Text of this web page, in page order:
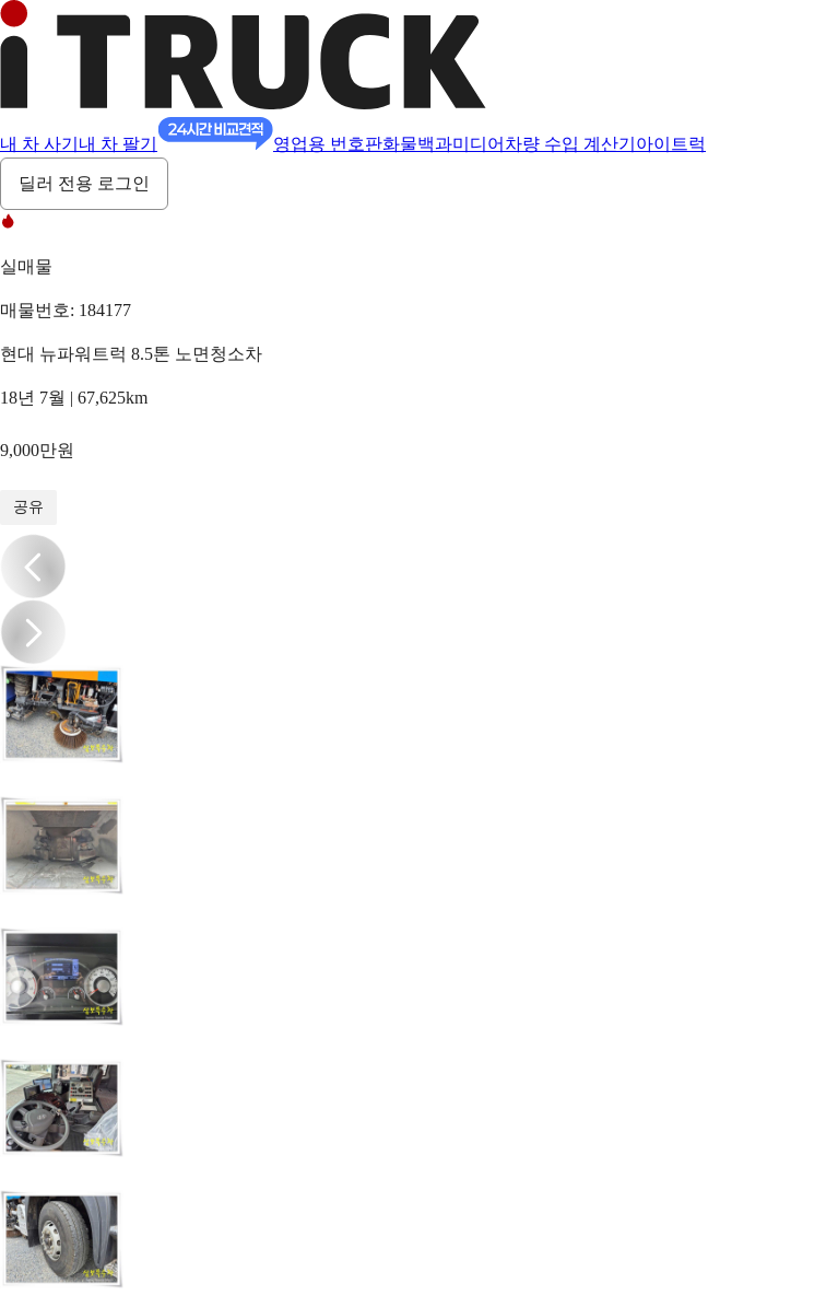
내 차 사기 내 차 팔기 영업용 번호판화물백과미디어 차량 수입 계산기 아이트럭
딜러 전용 로그인
실매물
매물번호: 184177
현대 뉴파워트럭 8.5톤 노면청소차
18년 7월 | 67,625km
9,000만원
공유
/10